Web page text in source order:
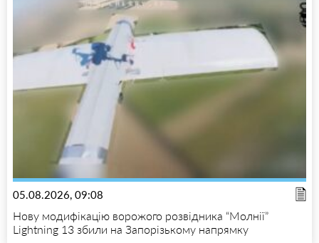
05.08.2026, 09:08
Нову модифікацію ворожого розвідника “Молнії”
Lightning 13 збили на Запорізькому напрямку